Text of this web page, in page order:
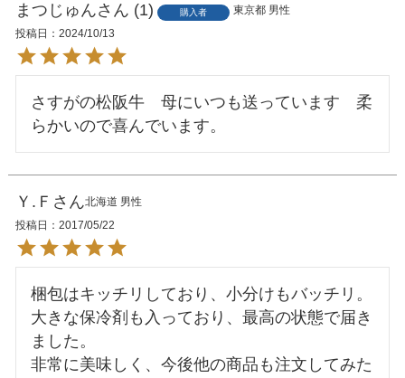
まつじゅん 1 購入者 東京都 男性
投稿日
2024/10/13
さすがの松阪牛　母にいつも送っています　柔
らかいので喜んでいます。
Ｙ.Ｆ 北海道 男性
投稿日
2017/05/22
梱包はキッチリしており、小分けもバッチリ。
大きな保冷剤も入っており、最高の状態で届き
ました。
非常に美味しく、今後他の商品も注文してみた